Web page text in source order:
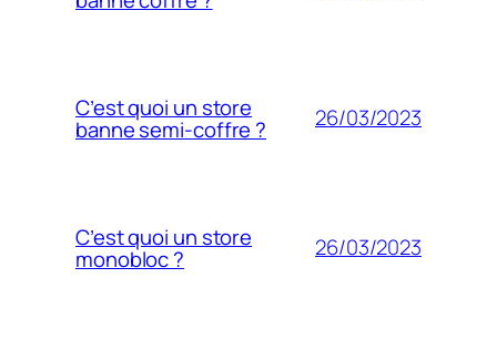
C’est quoi un store
banne semi-coffre ? 26/03/2023
C’est quoi un store
monobloc ? 26/03/2023